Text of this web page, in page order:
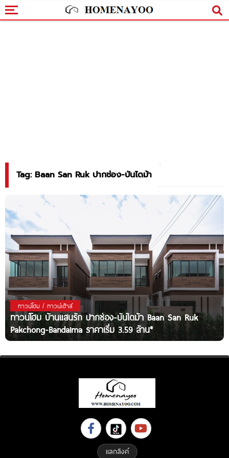
Tag: Baan San Ruk ปากช่อง-บันไดม้า
ทาวน์โฮม / ทาวน์เฮ้าส์
ทาวน์โฮม บ้านแสนรัก ปากช่อง-บันไดม้า Baan San Ruk
Pakchong-Bandaima ราคาเริ่ม 3.59 ล้าน*
แลกลิงค์